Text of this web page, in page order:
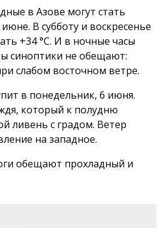
в Азове могут стать
В субботу и воскресенье
+34 °С. И в ночные часы
синоптики не обещают:
слабом восточном ветре.
в понедельник, 6 июня.
который к полудню
ливень с градом. Ветер
на западное.
обещают прохладный и